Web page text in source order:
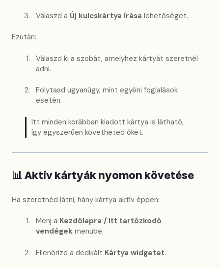
Válaszd a Új kulcskártya írása lehetőséget.
Ezután:
Válaszd ki a szobát, amelyhez kártyát szeretnél
adni.
Folytasd ugyanúgy, mint egyéni foglalások
esetén.
Itt minden korábban kiadott kártya is látható,
így egyszerűen követheted őket.
📊 Aktív kártyák nyomon követése
Ha szeretnéd látni, hány kártya aktív éppen:
Menj a Kezdőlapra / Itt tartózkodó
vendégek menübe.
Ellenőrizd a dedikált Kártya widgetet.